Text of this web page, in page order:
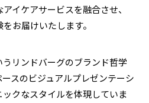
イケアサービスを融合させ、
お届けいたします。
リンドバーグのブランド哲学
スのビジュアルプレゼンテーシ
クなスタイルを体現していま